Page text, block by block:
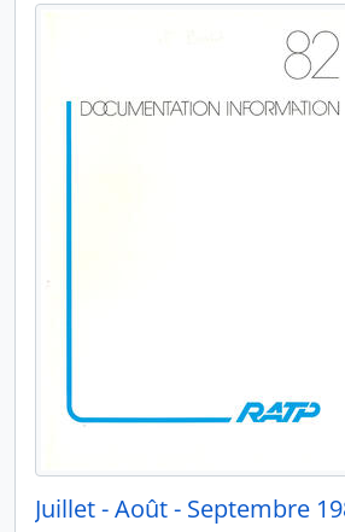
Juillet - Août - Septembre